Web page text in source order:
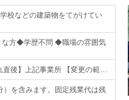
校などの建築物をてがけてい
な方◆学歴不問 ◆職場の雰囲気
直後】上記事業所 【変更の範…
を含みます。固定残業代は残